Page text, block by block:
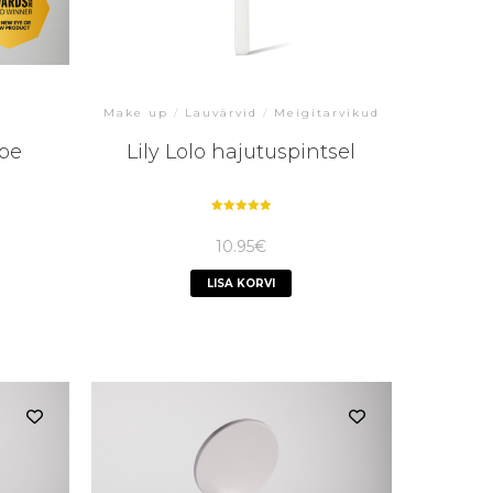
Make up / Lauvärvid / Meigitarvikud
Lily Lolo hajutuspintsel
/ 5
10.95€
LISA KORVI